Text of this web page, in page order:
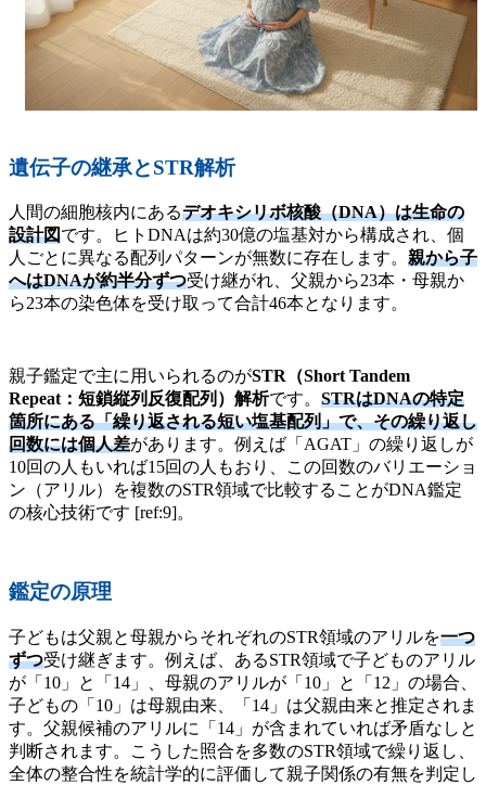
遺伝子の継承とSTR解析
人間の細胞核内にあるデオキシリボ核酸（DNA）は生命の
設計図です。ヒトDNAは約30億の塩基対から構成され、個
人ごとに異なる配列パターンが無数に存在します。 親から子
へはDNAが約半分ずつ受け継がれ、父親から23本・母親か
ら23本の染色体を受け取って合計46本となります。
親子鑑定で主に用いられるのがSTR（Short Tandem
Repeat：短鎖縦列反復配列）解析です。 STRはDNAの特定
箇所にある「繰り返される短い塩基配列」で、その繰り返し
回数には個人差があります。例えば「AGAT」の繰り返しが
10回の人もいれば15回の人もおり、この回数のバリエーショ
ン（アリル）を複数のSTR領域で比較することがDNA鑑定
の核心技術です [ref:9]。
鑑定の原理
子どもは父親と母親からそれぞれのSTR領域のアリルを一つ
ずつ受け継ぎます。例えば、あるSTR領域で子どものアリル
が「10」と「14」、母親のアリルが「10」と「12」の場合、
子どもの「10」は母親由来、「14」は父親由来と推定されま
す。父親候補のアリルに「14」が含まれていれば矛盾なしと
判断されます。こうした照合を多数のSTR領域で繰り返し、
全体の整合性を統計学的に評価して親子関係の有無を判定し